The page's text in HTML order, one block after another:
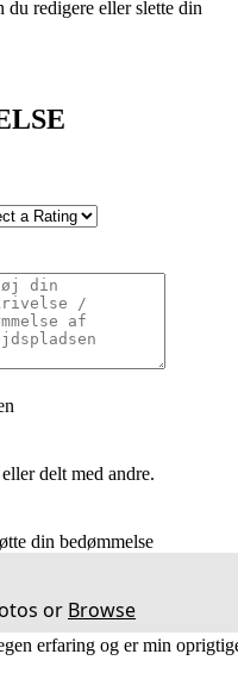
redigere eller slette din
delt med andre.
din bedømmelse
or Browse
erfaring og er min